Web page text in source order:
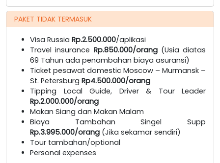
PAKET TIDAK TERMASUK
Visa Russia Rp.2.500.000/aplikasi
Travel insurance Rp.850.000/orang(Usia diatas
69 Tahun ada penambahan biaya asuransi)
Ticket pesawat domestic Moscow – Murmansk –
St. Petersburg Rp4.500.000/orang
Tipping Local Guide, Driver & Tour Leader
Rp.2.000.000/orang
Makan Siang dan Makan Malam
Biaya Tambahan Singel Supp
Rp.3.995.000/orang (Jika sekamar sendiri)
Tour tambahan/optional
Personal expenses